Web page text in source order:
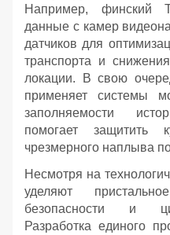
Например, финский
данные с камер
датчиков для
транспорта и
локации. В свою
применяет системы
заполняемости
помогает защитить
чрезмерного наплыва
Несмотря на
уделяют
безопасности и
Разработка единого